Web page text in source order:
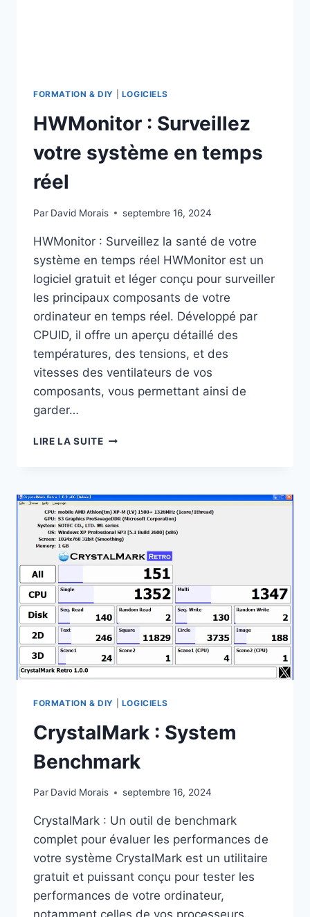
FORMATION & DIY LOGICIELS
HWMonitor : Surveillez
votre système en temps
réel
Par David Morais septembre 16, 2024
HWMonitor : Surveillez la santé de votre
système en temps réel HWMonitor est un
logiciel gratuit et léger conçu pour surveiller
les principaux composants de votre
ordinateur en temps réel. Développé par
CPUID, il offre un aperçu détaillé des
températures, des tensions, et des
vitesses des ventilateurs de vos
composants, vous permettant ainsi de
garder…
LIRE LA SUITEHWMONITOR
SYSTÈME
EN
TEMPS
RÉEL
FORMATION & DIY LOGICIELS
CrystalMark : System
Benchmark
Par David Morais septembre 16, 2024
CrystalMark : Un outil de benchmark
complet pour évaluer les performances de
votre système CrystalMark est un utilitaire
gratuit et puissant conçu pour tester les
performances de votre ordinateur,